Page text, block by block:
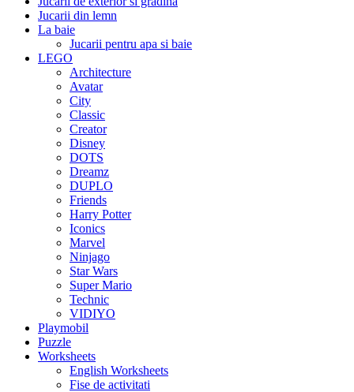
Jucarii din lemn
La baie
Jucarii pentru apa si baie
LEGO
Architecture
Avatar
City
Classic
Creator
Disney
DOTS
Dreamz
DUPLO
Friends
Harry Potter
Iconics
Marvel
Ninjago
Star Wars
Super Mario
Technic
VIDIYO
Playmobil
Puzzle
Worksheets
English Worksheets
Fise de activitati